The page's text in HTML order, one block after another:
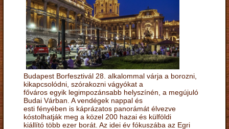
Budapest Borfesztivál 28. alkalommal várja a borozni,
kikapcsolódni, szórakozni vágyókat a
főváros egyik legimpozánsabb helyszínén, a megújuló
Budai Várban. A vendégek nappal és
esti fényében is káprázatos panorámát élvezve
kóstolhatják meg a közel 200 hazai és külföldi
kiállító több ezer borát. Az idei év fókuszába az Egri